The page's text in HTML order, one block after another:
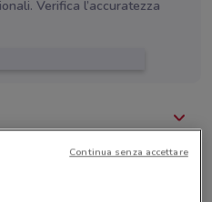
Verifica l’accuratezza
Continua senza accettare